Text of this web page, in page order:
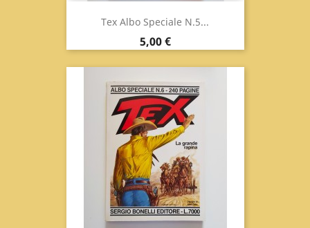
Tex Albo Speciale N.5...
Prix
5,00 €